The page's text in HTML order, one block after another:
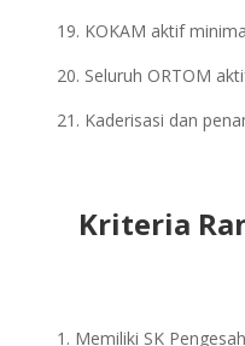
19. KOKAM aktif
20. Seluruh ORTOM
21. Kaderisasi dan
Kriteria
Memiliki SK